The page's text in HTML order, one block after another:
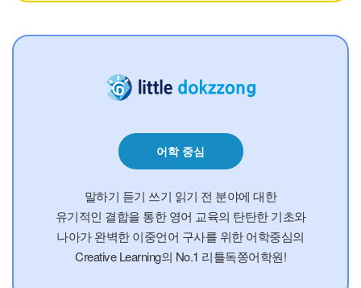
어학 중심
말하기 듣기 쓰기 읽기 전 분야에 대한
유기적인 결합을 통한 영어 교육의 탄탄한 기초와
나아가 완벽한 이중언어 구사를 위한 어학중심의
Creative Learning의 No.1 리틀독쫑어학원!